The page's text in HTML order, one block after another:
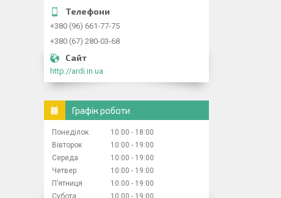
+380 (96) 661-77-75
+380 (67) 280-03-68
http://ardi.in.ua
Графік роботи
Понеділок 10:00
18:00
Вівторок
10:00
19:00
Середа
10:00
19:00
Четвер
10:00
19:00
Пʼятниця
10:00
19:00
Субота
10:00 19:00